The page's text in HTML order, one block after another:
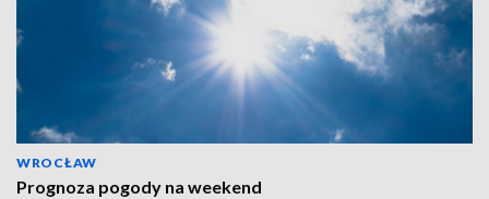
WROCŁAW
Prognoza pogody na weekend